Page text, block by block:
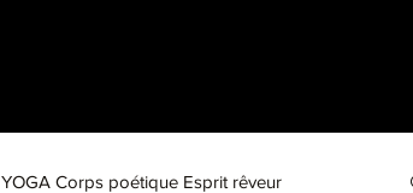
YOGA Corps poétique Esprit rêveur